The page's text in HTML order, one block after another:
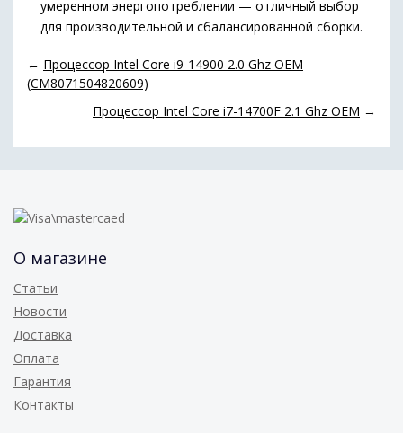
умеренном энергопотреблении — отличный выбор
для производительной и сбалансированной сборки.
← Процессор Intel Core i9-14900 2.0 Ghz OEM
(CM8071504820609)
Процессор Intel Core i7-14700F 2.1 Ghz OEM →
О магазине
Статьи
Новости
Доставка
Оплата
Гарантия
Контакты